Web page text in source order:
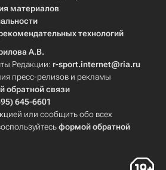
материалов
технологий
А.В.
Редакции: r-sport.internet@ria.ru
пресс-релизов и рекламы
обратной связи
645-6601
или сообщить обо всех
формой обратной